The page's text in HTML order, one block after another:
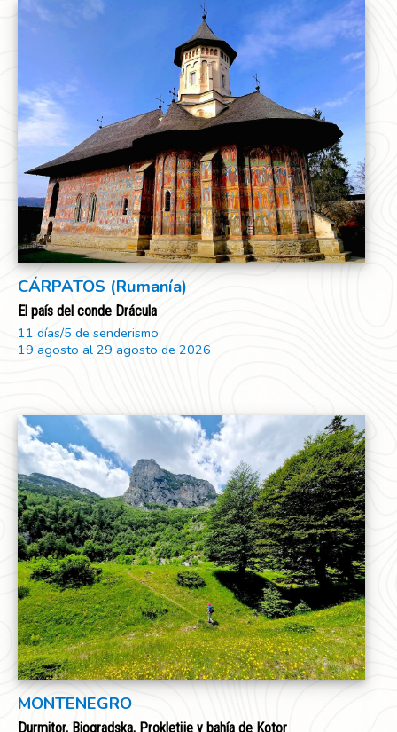
CÁRPATOS (Rumanía)
El país del conde Drácula
11 días/5 de senderismo
19 agosto al 29 agosto de 2026
MONTENEGRO
Durmitor, Biogradska, Prokletije y bahía de Kotor